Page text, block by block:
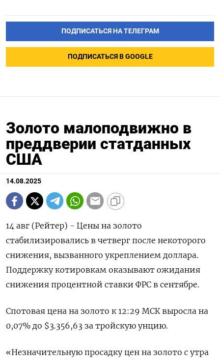
ПОДПИСАТЬСЯ НА ТЕЛЕГРАМ
ПОДПИСАТЬСЯ В GOOGLE
Золото малоподвижно в
преддверии статданных
США
14.08.2025
14 авг (Рейтер) - Цены на золото
стабилизировались в четверг после некоторого
снижения, вызванного укреплением доллара.
Поддержку котировкам оказывают ожидания
снижения процентной ставки ФРС в сентябре.
Спотовая цена на золото к 12:29 МСК выросла на
0,07% до $3.356,63​ за тройскую унцию.
«Незначительную просадку цен на золото с утра